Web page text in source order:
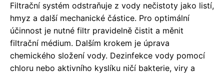
Filtrační systém odstraňuje z vody nečistoty jako listí,
hmyz a další mechanické částice. Pro optimální
účinnost je nutné filtr pravidelně čistit a měnit
filtrační médium. Dalším krokem je úprava
chemického složení vody. Dezinfekce vody pomocí
chloru nebo aktivního kyslíku ničí bakterie, viry a